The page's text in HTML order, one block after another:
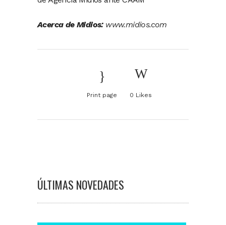
Acerca de Midios: www.midios.com
Print page 0 Likes
ÚLTIMAS NOVEDADES